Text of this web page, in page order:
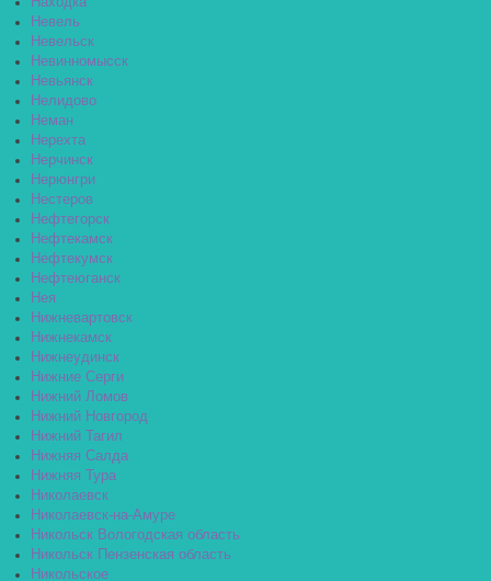
Невель
Невельск
Невинномысск
Невьянск
Нелидово
Неман
Нерехта
Нерчинск
Нерюнгри
Нестеров
Нефтегорск
Нефтекамск
Нефтекумск
Нефтеюганск
Нея
Нижневартовск
Нижнекамск
Нижнеудинск
Нижние Серги
Нижний Ломов
Нижний Новгород
Нижний Тагил
Нижняя Салда
Нижняя Тура
Николаевск
Николаевск-на-Амуре
Никольск Вологодская область
Никольск Пензенская область
Никольское